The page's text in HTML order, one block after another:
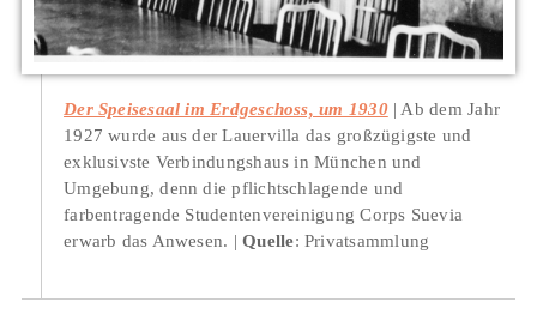
Der Speisesaal im Erdgeschoss, um 1930
Ab dem Jahr
1927 wurde aus der Lauervilla das großzügigste und
exklusivste Verbindungshaus in München und
Umgebung, denn die pflichtschlagende und
farbentragende Studentenvereinigung Corps Suevia
erwarb das Anwesen.
Quelle: Privatsammlung